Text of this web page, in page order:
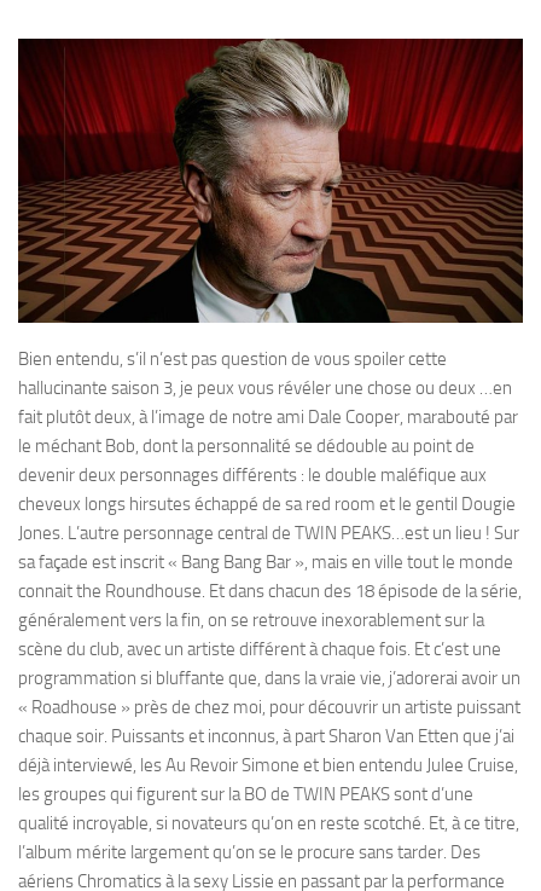
Bien entendu, s’il n’est pas question de vous spoiler cette
hallucinante saison 3, je peux vous révéler une chose ou deux …en
fait plutôt deux, à l’image de notre ami Dale Cooper, marabouté par
le méchant Bob, dont la personnalité se dédouble au point de
devenir deux personnages différents : le double maléfique aux
cheveux longs hirsutes échappé de sa red room et le gentil Dougie
Jones. L’autre personnage central de TWIN PEAKS…est un lieu ! Sur
sa façade est inscrit « Bang Bang Bar », mais en ville tout le monde
connait the Roundhouse. Et dans chacun des 18 épisode de la série,
généralement vers la fin, on se retrouve inexorablement sur la
scène du club, avec un artiste différent à chaque fois. Et c’est une
programmation si bluffante que, dans la vraie vie, j’adorerai avoir un
« Roadhouse » près de chez moi, pour découvrir un artiste puissant
chaque soir. Puissants et inconnus, à part Sharon Van Etten que j’ai
déjà interviewé, les Au Revoir Simone et bien entendu Julee Cruise,
les groupes qui figurent sur la BO de TWIN PEAKS sont d’une
qualité incroyable, si novateurs qu’on en reste scotché. Et, à ce titre,
l’album mérite largement qu’on se le procure sans tarder. Des
aériens Chromatics à la sexy Lissie en passant par la performance